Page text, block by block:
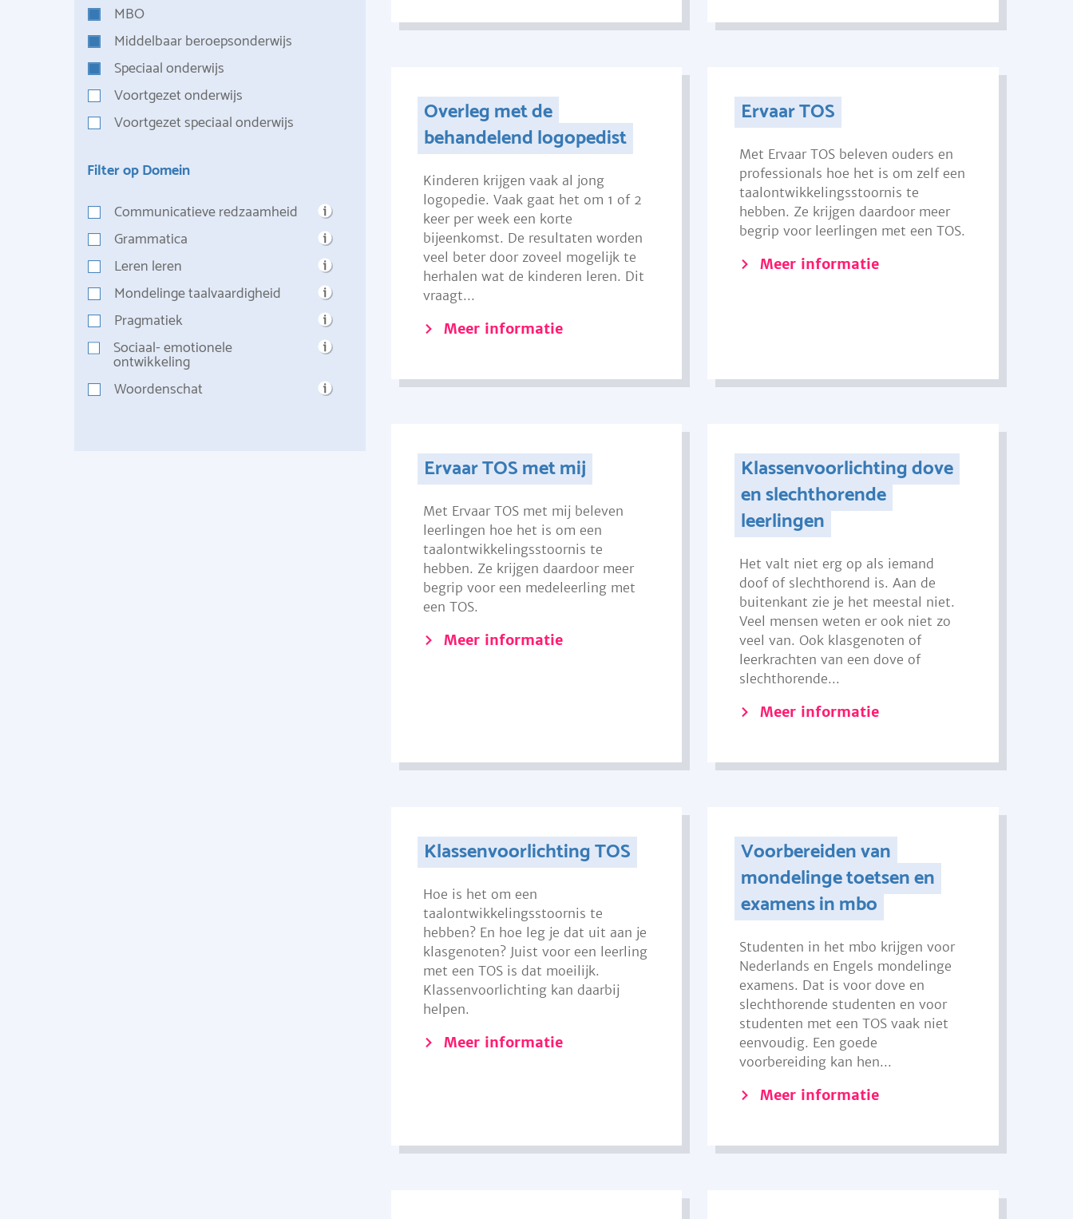
MBO
Middelbaar beroepsonderwijs
Speciaal onderwijs
Voortgezet onderwijs
Voortgezet speciaal onderwijs
Filter op Domein
Communicatieve redzaamheid
Grammatica
Leren leren
Mondelinge taalvaardigheid
Pragmatiek
Sociaal- emotionele
ontwikkeling
Woordenschat
Overleg met de
behandelend logopedist
Kinderen krijgen vaak al jong
logopedie. Vaak gaat het om 1 of 2
keer per week een korte
bijeenkomst. De resultaten worden
veel beter door zoveel mogelijk te
herhalen wat de kinderen leren. Dit
vraagt...
Meer informatie
Ervaar TOS
Met Ervaar TOS beleven ouders en
professionals hoe het is om zelf een
taalontwikkelingsstoornis te
hebben. Ze krijgen daardoor meer
begrip voor leerlingen met een TOS.
Meer informatie
Ervaar TOS met mij
Met Ervaar TOS met mij beleven
leerlingen hoe het is om een
taalontwikkelingsstoornis te
hebben. Ze krijgen daardoor meer
begrip voor een medeleerling met
een TOS.
Meer informatie
Klassenvoorlichting dove
en slechthorende
leerlingen
Het valt niet erg op als iemand
doof of slechthorend is. Aan de
buitenkant zie je het meestal niet.
Veel mensen weten er ook niet zo
veel van. Ook klasgenoten of
leerkrachten van een dove of
slechthorende...
Meer informatie
Klassenvoorlichting TOS
Hoe is het om een
taalontwikkelingsstoornis te
hebben? En hoe leg je dat uit aan je
klasgenoten? Juist voor een leerling
met een TOS is dat moeilijk.
Klassenvoorlichting kan daarbij
helpen.
Meer informatie
Voorbereiden van
mondelinge toetsen en
examens in mbo
Studenten in het mbo krijgen voor
Nederlands en Engels mondelinge
examens. Dat is voor dove en
slechthorende studenten en voor
studenten met een TOS vaak niet
eenvoudig. Een goede
voorbereiding kan hen...
Meer informatie